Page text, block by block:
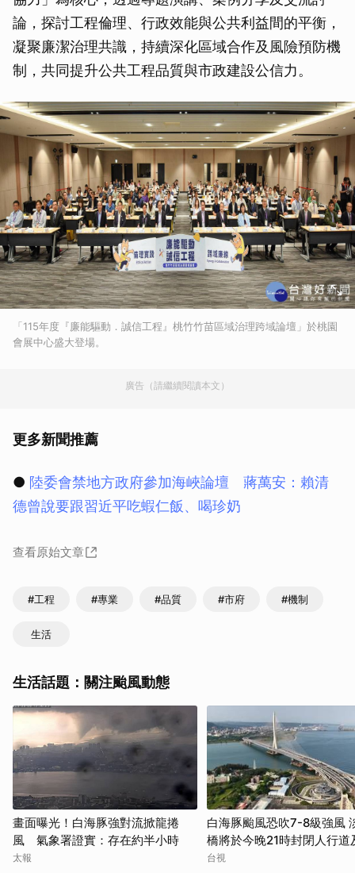
論，探討工程倫理、行政效能與公共利益間的平衡，
凝聚廉潔治理共識，持續深化區域合作及風險預防機
制，共同提升公共工程品質與市政建設公信力。
「115年度『廉能驅動．誠信工程』桃竹竹苗區域治理跨域論壇」於桃園
會展中心盛大登場。
廣告（請繼續閱讀本文）
更多新聞推薦
● 陸委會禁地方政府參加海峽論壇 蔣萬安：賴清
德曾說要跟習近平吃蝦仁飯、喝珍奶
查看原始文章
#工程 #專業 #品質 #市府 #機制
生活
生活話題：關注颱風動態
畫面曝光！白海豚強對流掀龍捲
風 氣象署證實：存在約半小時
太報
白海豚颱風恐吹7-8級強風
橋將於今晚21時封閉人行道
道
台視